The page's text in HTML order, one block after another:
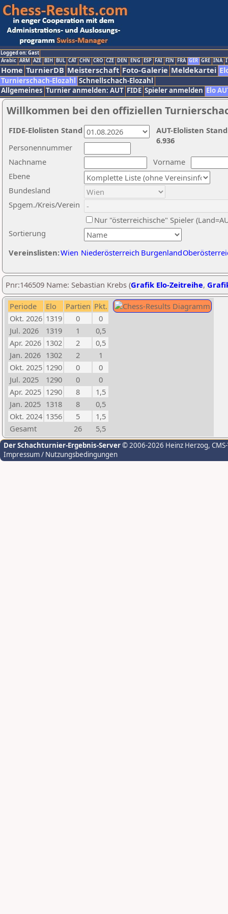
Logged on: Gast
Arabic ARM AZE BIH BUL CAT CHN CRO CZE DEN ENG ESP FAI FIN FRA GER GRE INA
Home TurnierDB Meisterschaft Foto-Galerie Meldekartei
Turnierschach-Elozahl Schnellschach-Elozahl
Allgemeines Turnier anmelden: AUT FIDE Spieler anmelden Elo
Willkommen bei den offiziellen
Nachname
Vorname
Ebene
Sortierung
Personennummer
Bundesland
Spgem./Kreis/Verein
Nur "österreichische" Spieler
Vereinslisten:Wien Niederösterreich Burgenland
AUT-Elolisten
6.936
FIDE-Elolisten Stand
Pnr:146509 Name: Sebastian Krebs (Grafik Elo-Zeitreihe,
Periode Elo Partien Pkt.
Okt. 2026 1319 0
0
Jul. 2026
1319 1
0,5
Apr. 2026 1302 2
0,5
Jan. 2026 1302 2
1
Okt. 2025 1290 0
0
Jul. 2025
1290 0
0
Apr. 2025 1290 8
1,5
Jan. 2025 1318 8
0,5
Okt. 2024 1356 5
1,5
Gesamt
26 5,5
Der Schachturnier-Ergebnis-Server© 2006-2026 Heinz Herzog,
Impressum / Nutzungsbedingungen